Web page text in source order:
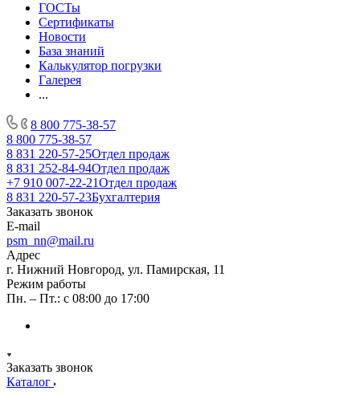
ГОСТы
Сертификаты
Новости
База знаний
Калькулятор погрузки
Галерея
...
8 800 775-38-57
8 800 775-38-57
8 831 220-57-25Отдел продаж
8 831 252-84-94Отдел продаж
+7 910 007-22-21Отдел продаж
8 831 220-57-23Бухгалтерия
Заказать звонок
E-mail
psm_nn@mail.ru
Адрес
г. Нижний Новгород, ул. Памирская, 11
Режим работы
Пн. – Пт.: с 08:00 до 17:00
Заказать звонок
Каталог